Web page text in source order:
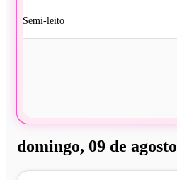
Semi-leito
domingo, 09 de agosto